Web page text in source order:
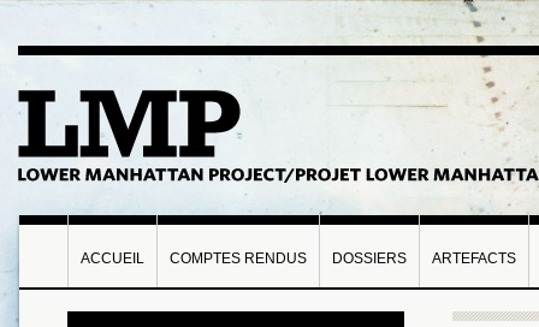
ACCUEIL COMPTES RENDUS DOSSIERS ARTEFACTS